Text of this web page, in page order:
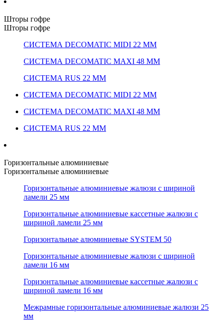
Шторы гофре
Шторы гофре
СИСТЕМА DECOMATIC MIDI 22 ММ
СИСТЕМА DECOMATIC MAXI 48 ММ
СИСТЕМА RUS 22 ММ
СИСТЕМА DECOMATIC MIDI 22 ММ
СИСТЕМА DECOMATIC MAXI 48 ММ
СИСТЕМА RUS 22 ММ
Горизонтальные алюминиевые
Горизонтальные алюминиевые
Горизонтальные алюминиевые жалюзи с шириной
ламели 25 мм
Горизонтальные алюминиевые кассетные жалюзи с
шириной ламели 25 мм
Горизонтальные алюминиевые SYSTEM 50
Горизонтальные алюминиевые жалюзи с шириной
ламели 16 мм
Горизонтальные алюминиевые кассетные жалюзи с
шириной ламели 16 мм
Межрамные горизонтальные алюминиевые жалюзи 25
мм